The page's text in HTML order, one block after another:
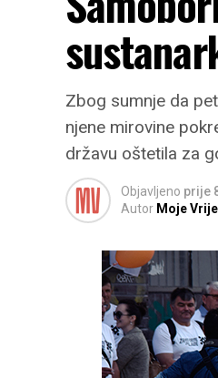
Zbog sumnje da
njene mirovine
državu oštetila za
Objavljeno prije
Autor Moje